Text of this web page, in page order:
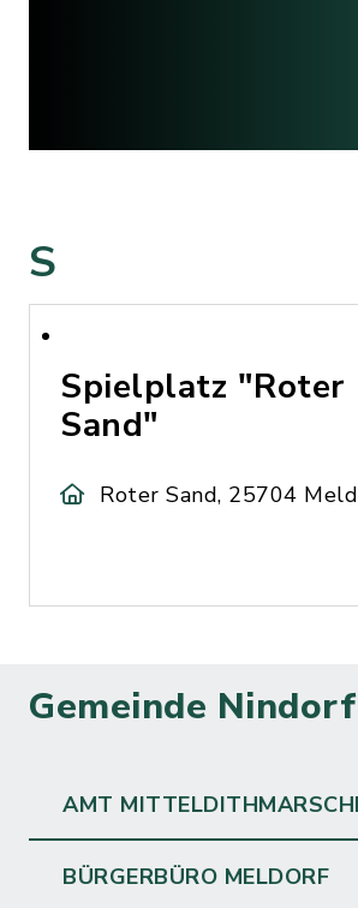
S
Spielplatz "Roter
Sand"
Roter Sand, 25704
Gemeinde Nindorf
AMT
BÜRGERBÜRO MELDORF